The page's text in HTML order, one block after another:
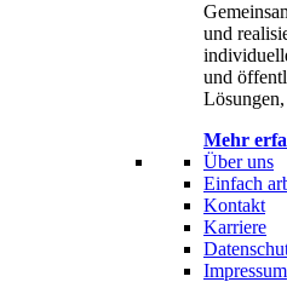
und
und
Mehr
Über uns
Einfach
Kontakt
Karriere
Impressum